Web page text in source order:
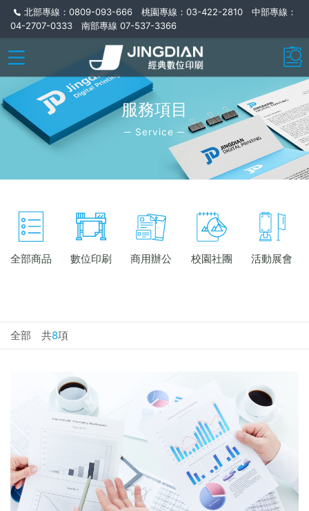
北部專線：0809-093-666 桃園專線：03-422-2810 中部專線：
04-2707-0333 南部專線 07-537-3366
服務項目
─ Service ─
全部商品 數位印刷 商用辦公 校園社團 活動展會
全部 共8項